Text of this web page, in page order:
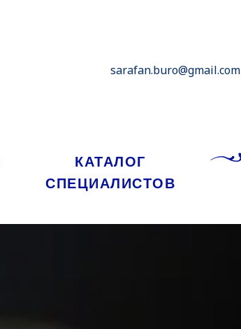
sarafan.buro@gmail.com
КАТАЛОГ
СПЕЦИАЛИСТОВ